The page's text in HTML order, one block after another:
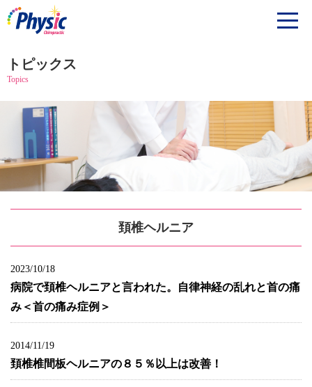
トピックス
Topics
頚椎ヘルニア
2023/10/18
病院で頚椎ヘルニアと言われた。自律神経の乱れと首の痛
み＜首の痛み症例＞
2014/11/19
頚椎椎間板ヘルニアの８５％以上は改善！